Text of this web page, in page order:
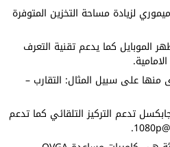
لزيادة مساحة التخزين المتوفرة
كما يدعم تقنية التعرف
على سبيل المثال: التقارب –
الخلفية بدقة 13 ميجابكسل تدعم التركيز التلقائي كما تدعم